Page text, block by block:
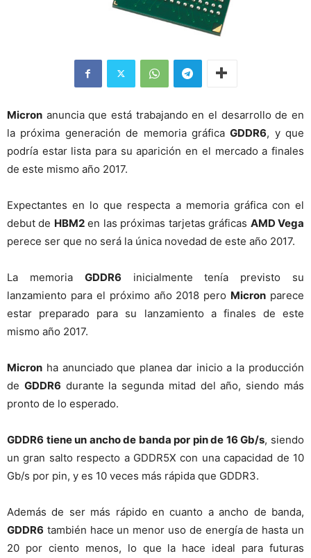
Micron anuncia que está trabajando en el desarrollo de en
la próxima generación de memoria gráficaGDDR6, y que
podría estar lista para su aparición en el mercado a finales
de este mismo año 2017.
Expectantes en lo que respecta a memoria gráfica con el
debut de HBM2en las próximas tarjetas gráficas AMD Vega
perece ser que no será la única novedad de este año 2017.
La memoria GDDR6 inicialmente tenía previsto su
lanzamiento para el próximo año 2018 pero Micron parece
estar preparado para su lanzamiento a finales de este
mismo año 2017.
Micron ha anunciado que planea dar inicio a la producción
de GDDR6 durante la segunda mitad del año, siendo más
pronto de lo esperado.
GDDR6 tiene un ancho de banda por pin de 16 Gb/s, siendo
un gran salto respecto a GDDR5X con una capacidad de 10
Gb/s por pin, y es 10 veces más rápida que GDDR3.
Además de ser más rápido en cuanto a ancho de banda,
GDDR6 también hace un menor uso de energía de hasta un
20 por ciento menos, lo que la hace ideal para futuras